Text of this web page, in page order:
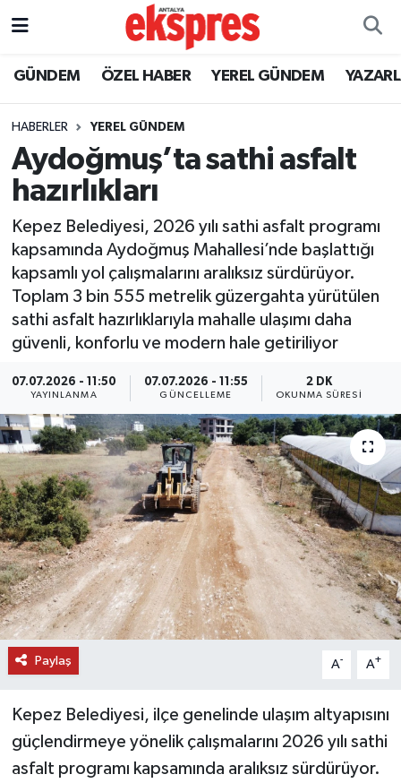
GÜNDEM ÖZEL HABER YEREL GÜNDEM
HABERLER YEREL GÜNDEM
Aydoğmuş’ta sathi asfalt
hazırlıkları
Kepez Belediyesi, 2026 yılı sathi asfalt programı
kapsamında Aydoğmuş Mahallesi’nde başlattığı
kapsamlı yol çalışmalarını aralıksız sürdürüyor.
Toplam 3 bin 555 metrelik güzergahta yürütülen
sathi asfalt hazırlıklarıyla mahalle ulaşımı daha
güvenli, konforlu ve modern hale getiriliyor
07.07.2026 - 11:50
YAYINLANMA
07.07.2026 - 11:55
GÜNCELLEME
2 DK
OKUNMA SÜRESI
Paylaş A- A+
Kepez Belediyesi, ilçe genelinde ulaşım altyapısını
güçlendirmeye yönelik çalışmalarını 2026 yılı sathi
asfalt programı kapsamında aralıksız sürdürüyor.
ÖZEL HABER
YEREL GÜNDEM
EKONOMİ
KÜLTÜR - SANAT
SPOR
SİYASET
SAĞLIK
DÜNYA
EĞİTİM
TURİZM
RÖPORTAJ
VİDEO HABERLER
YAZARLAR
RESMİ İLAN
MAGAZİN
Nöbetçi Eczaneler
Trafik Durumu
Süper Lig Puan Durumu ve Fikstür
Tüm Manşetler
Son Dakika Haberleri
Haber Arşivi